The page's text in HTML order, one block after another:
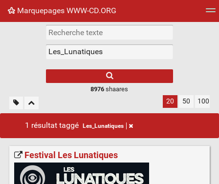
Marquepages WWW-CD.ORG
Nuage de tags Mur d'images
8976 shaares
20 50 100
1 résultat taggé Les_Lunatiques
Festival Les Lunatiques